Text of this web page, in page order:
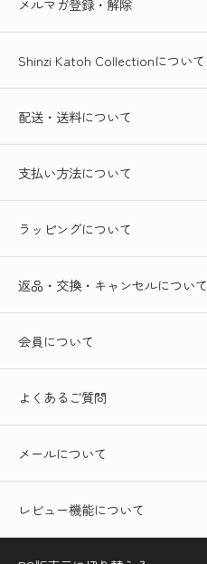
Shinzi Katoh Collectionについて
配送・送料について
支払い方法について
ラッピングについて
返品・交換・キャンセルについて
会員について
よくあるご質問
メールについて
レビュー機能について